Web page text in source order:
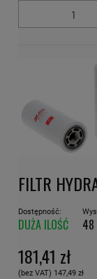
FILTR
Dostępność:
DUŻA ILOŚĆ 48
181,41 zł
(bez VAT) 147,49 zł